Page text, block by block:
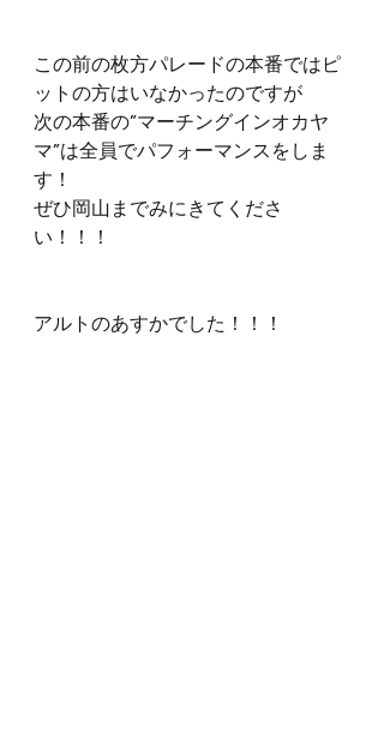
この前の枚方パレードの本番ではピ
ットの方はいなかったのですが
次の本番の”マーチングインオカヤ
マ”は全員でパフォーマンスをしま
す！
ぜひ岡山までみにきてくださ
い！！！
アルトのあすかでした！！！